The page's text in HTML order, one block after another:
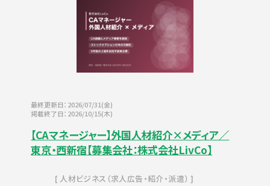
最終更新日：2026/07/31(金)
掲載終了日：2026/10/15(木)
【CAマネージャー】外国人材紹介×メディア／
東京・西新宿【募集会社：株式会社LivCo】
人材ビジネス（求人広告・紹介・派遣）